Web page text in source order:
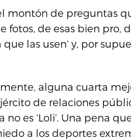
montón de preguntas
fotos, de esas bien pro,
las usen’ y, por
alguna cuarta
de relaciones
no es ‘Loli’. Una pena
a los deportes